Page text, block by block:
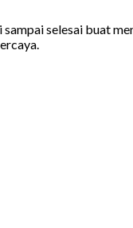
selesai buat